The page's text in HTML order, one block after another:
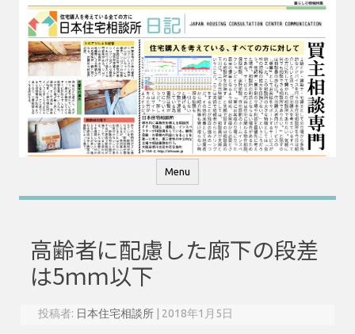
コ
テ
ン
ツ
へ
ス
キ
ッ
プ
Menu
高齢者に配慮した廊下の段差
は5ｍｍ以下
投稿者: 日本住宅相談所 2018年1月5日